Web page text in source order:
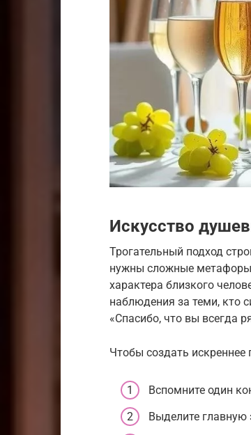
Искусство
Трогательный подход
нужны сложные
характера близкого
наблюдения за теми, кто
«Спасибо, что вы всегда
Чтобы создать искреннее
Вспомните один
Выделите главную